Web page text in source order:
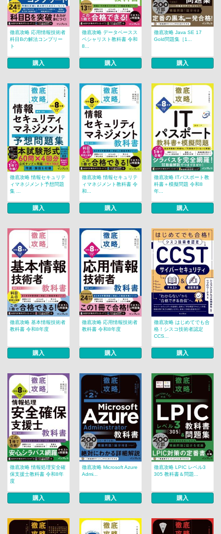
徹底攻略 応用情報技術者
科目Bの解法コンプリー
ト
購入
徹底攻略 データベースス
ペシャリスト教科書 令和
8...
購入
徹底攻略 Java SE 17
Gold問題集［1...
購入
徹底攻略 情報セキュリテ
ィマネジメント予想問題
集 ...
購入
徹底攻略 情報セキュリテ
ィマネジメント教科書 令
和...
購入
徹底攻略 ITパスポート教
科書＋模擬問題 令和8
年...
購入
徹底攻略 基本情報技術者
教科書 令和8年度
購入
徹底攻略 応用情報技術者
教科書 令和8年度
購入
徹底攻略 はじめてでも合
格！シスコ技術者認定
CCS...
購入
徹底攻略 情報処理安全確
保支援士教科書 令和8年
度
購入
徹底攻略 Microsoft Azure
Admi...
購入
徹底攻略 LPIC レベル3
305 教科書＆問題...
購入